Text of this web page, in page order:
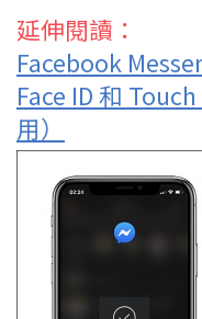
延伸閱讀：
Facebook
Face ID 和
用）